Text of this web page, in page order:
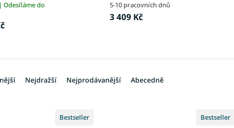
Odesíláme do
5-10 pracovních dnů
3 409 Kč
Nejdražší Nejprodávanější Abecedně
Bestseller Bestseller